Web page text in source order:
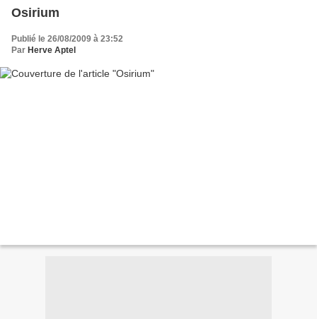
Osirium
Publié le 26/08/2009 à 23:52
Par Herve Aptel